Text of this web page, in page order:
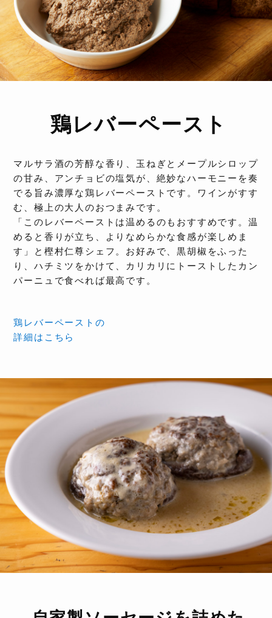
鶏レバーペースト
マルサラ酒の芳醇な香り、玉ねぎとメープルシロップ
の甘み、アンチョビの塩気が、絶妙なハーモニーを奏
でる旨み濃厚な鶏レバーペーストです。ワインがすす
む、極上の大人のおつまみです。
「このレバーペーストは温めるのもおすすめです。温
めると香りが立ち、よりなめらかな食感が楽しめま
す」と樫村仁尊シェフ。お好みで、黒胡椒をふった
り、ハチミツをかけて、カリカリにトーストしたカン
パーニュで食べれば最高です。
鶏レバーペーストの
詳細はこちら